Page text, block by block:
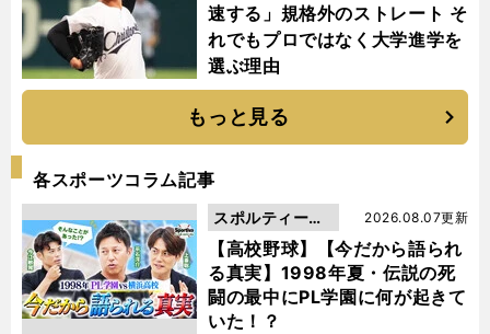
速する」規格外のストレート そ
れでもプロではなく大学進学を
選ぶ理由
もっと見る
各スポーツコラム記事
【高校野球】【今だから語られ
る真実】1998年夏・伝説の死
闘の最中にPL学園に何が起きて
いた！？
2026.08.07更新
スポルティーバ
動画